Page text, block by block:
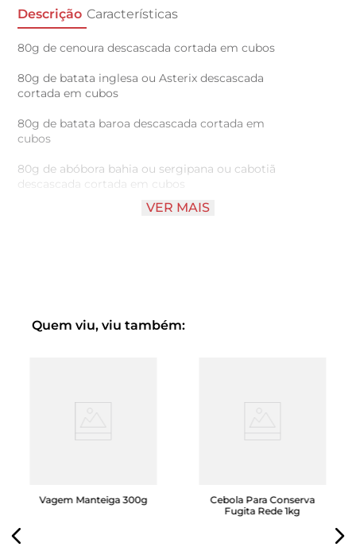
Descrição Características
80g de cenoura descascada cortada em cubos
80g de batata inglesa ou Asterix descascada
cortada em cubos
80g de batata baroa descascada cortada em
cubos
80g de abóbora bahia ou sergipana ou cabotiã
descascada cortada em cubos
80g de vagem francesa limpa cortada em cubos
3g de salsinha
3g de alecrim
para quem procura por praticidade aliada à alimentação
verdurashigienizados e
prontos, tanto para consumo imediato quanto para
cozinhar, abrangendo os dois lados da moeda dos novos
VER MAIS
Quem viu, viu também:
Vagem Manteiga 300g
Cebola Para Conserva
Fugita Rede 1kg